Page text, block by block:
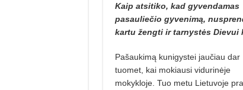
Kaip atsitiko, kad gyvendamas
pasauliečio gyvenimą,
kartu žengti ir tarnystės Dievui
Pašaukimą kunigystei jaučiau dar
tuomet, kai mokiausi vidurinėje
mokykloje. Tuo metu Lietuvoje